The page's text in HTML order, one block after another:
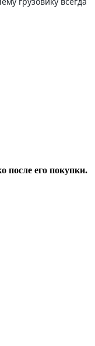
после его покупки.